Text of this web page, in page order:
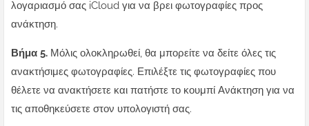
λογαριασμό σας iCloud για να βρει φωτογραφίες προς
ανάκτηση.
Βήμα 5. Μόλις ολοκληρωθεί, θα μπορείτε να δείτε όλες τις
ανακτήσιμες φωτογραφίες. Επιλέξτε τις φωτογραφίες που
θέλετε να ανακτήσετε και πατήστε το κουμπί Ανάκτηση για να
τις αποθηκεύσετε στον υπολογιστή σας.